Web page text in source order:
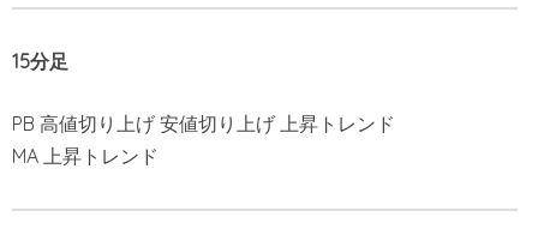
15分足
PB 高値切り上げ 安値切り上げ 上昇トレンド
MA 上昇トレンド